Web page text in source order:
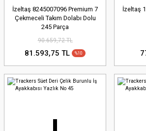
İzeltaş 8245007096 Premium 7
Çekmeceli Takım Dolabı Dolu
245 Parça
90.659,72 TL
81.593,75 TL %10
İzeltaş